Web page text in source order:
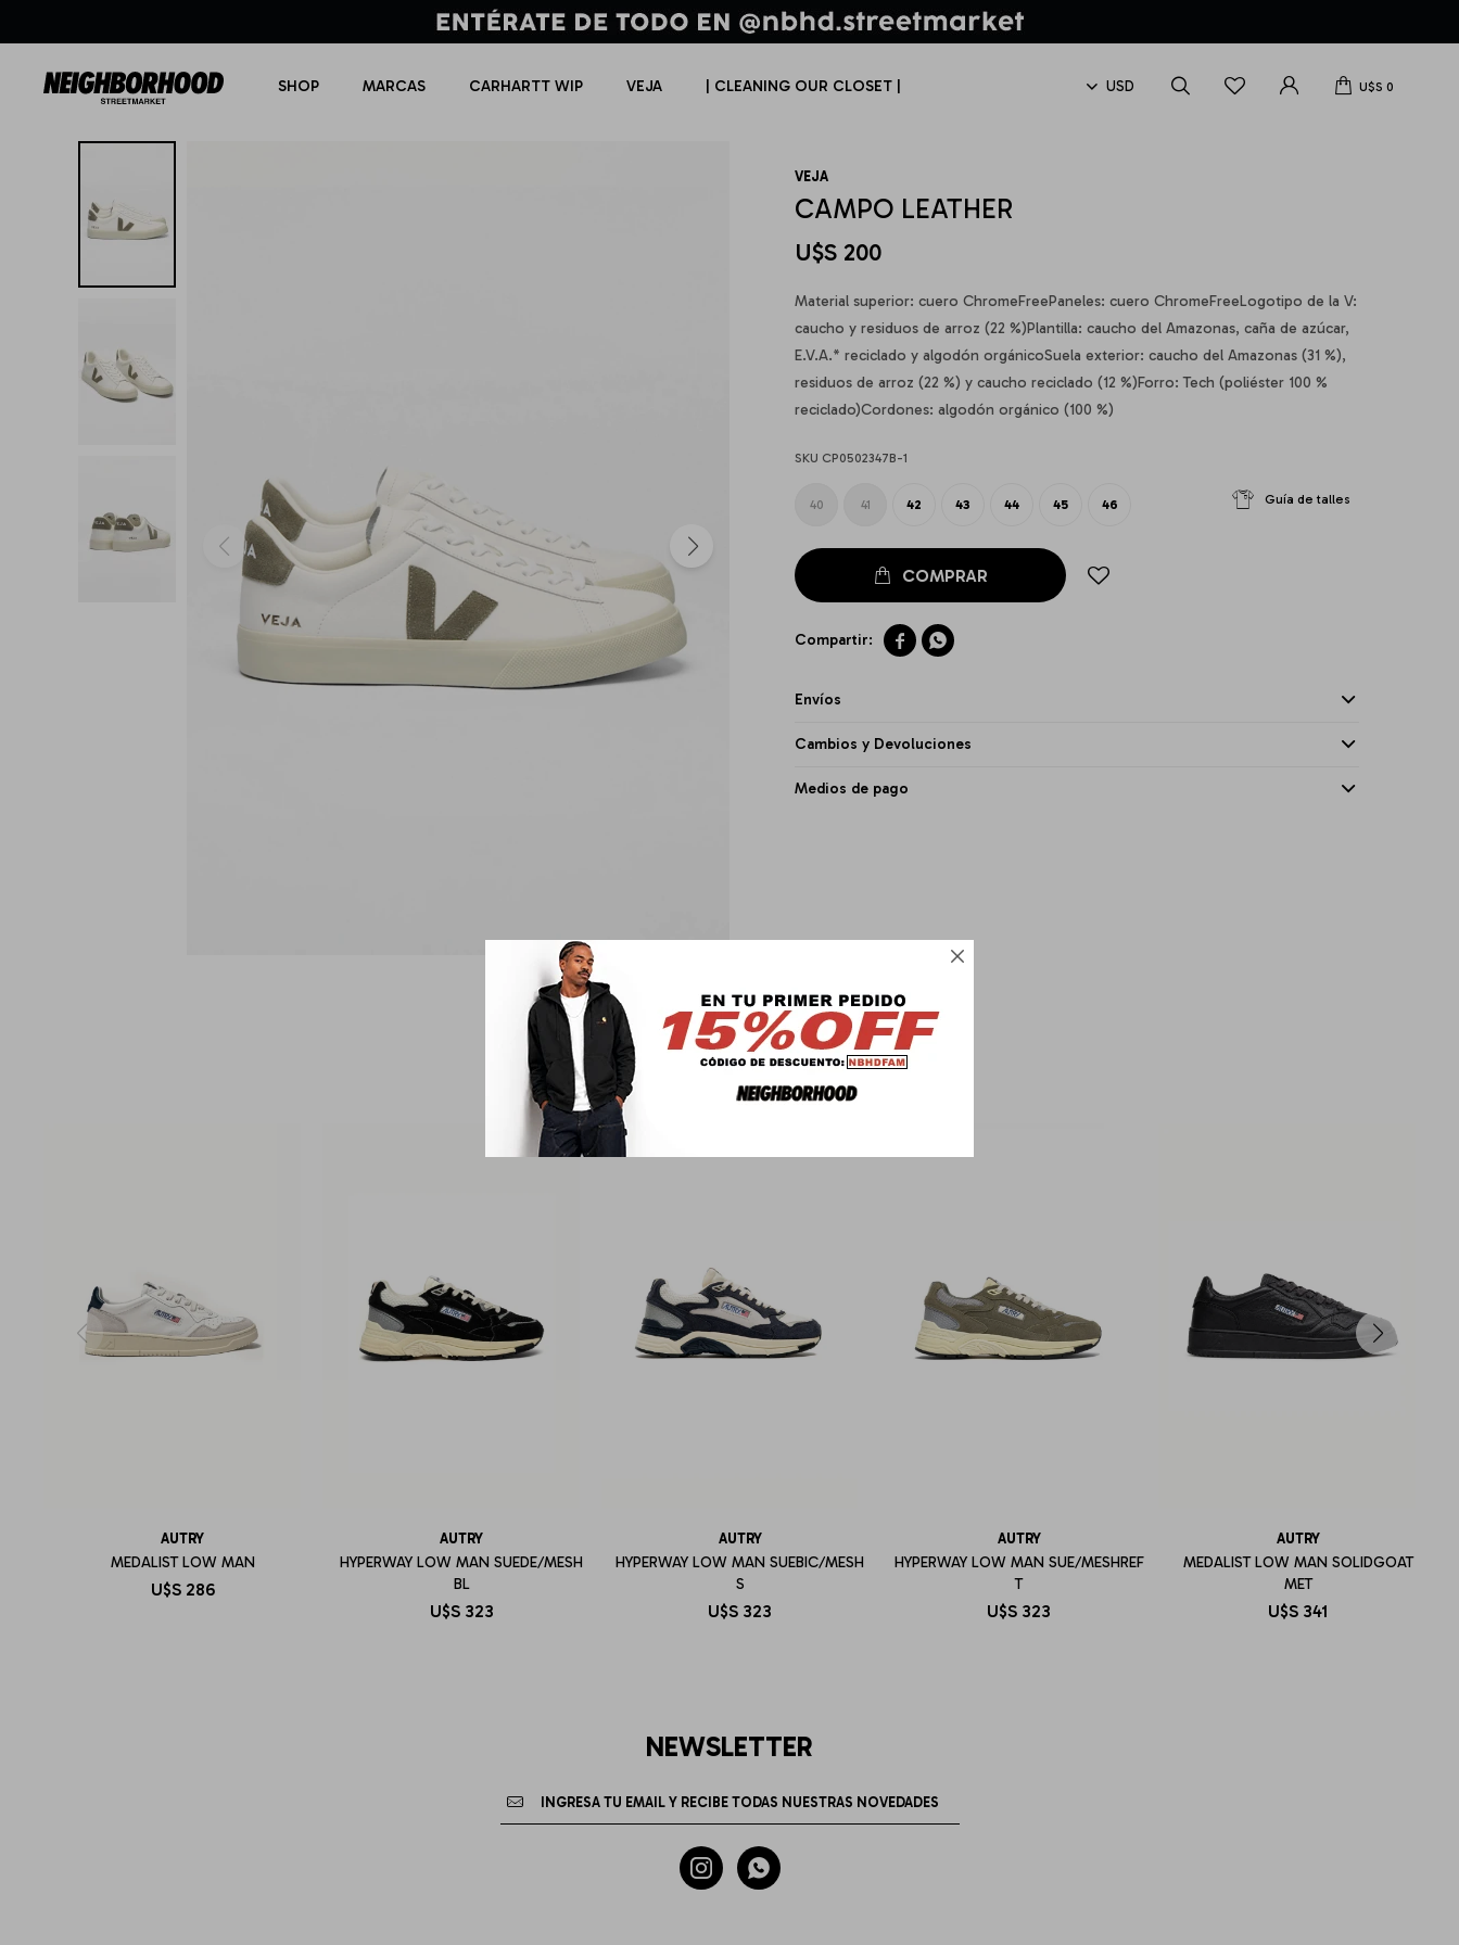

SHOP MARCAS CARHARTT WIP VEJA | CLEANING OUR CLOSET | U$S 0
VEJA
CAMPO LEATHER
U$S 200
Material superior: cuero ChromeFreePaneles: cuero ChromeFreeLogotipo de la V:
caucho y residuos de arroz (22 %)Plantilla: caucho del Amazonas, caña de azúcar,
E.V.A.* reciclado y algodón orgánicoSuela exterior: caucho del Amazonas (31 %),
residuos de arroz (22 %) y caucho reciclado (12 %)Forro: Tech (poliéster 100 %
reciclado)Cordones: algodón orgánico (100 %)
CP0502347B-1
40 41 42 43 44 45 46 Guía de talles
 
Envíos
Cambios y Devoluciones
Medios de pago
PRODUCTOS QUE TE PUEDEN INTERESAR
AUTRY
MEDALIST LOW MAN
U$S 286
AUTRY
HYPERWAY LOW MAN SUEDE/MESH
BL
U$S 323
AUTRY
HYPERWAY LOW MAN SUEBIC/MESH
S
U$S 323
AUTRY
HYPERWAY LOW MAN SUE/MESHREF
T
U$S 323
AUTRY
MEDALIST LOW MAN SOLIDGOAT
MET
U$S 341
NEWSLETTER
 